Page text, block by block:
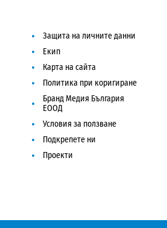
Защита на личните данни
Екип
Карта на сайта
Политика при коригиране
Бранд Медия България
ЕООД
Условия за ползване
Подкрепете ни
Проекти